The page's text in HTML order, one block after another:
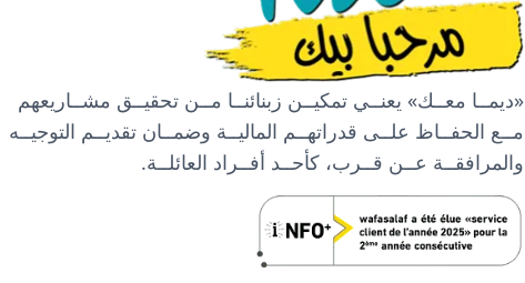
«ديمــا معــك» يعنــي تمكيــن زبنائنــا مــن تحقيــق مشــاريعهم
مــع الحفــاظ علــى قدراتهــم الماليــة وضمــان تقديــم التوجيــه
والمرافقــة عــن قــرب، كأحــد أفــراد العائلــة.